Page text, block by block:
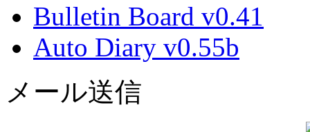
Bulletin Board v0.41
Auto Diary v0.55b
メール送信